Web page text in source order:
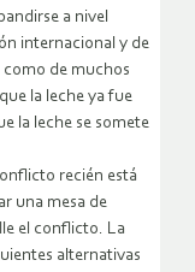
a nivel
internacional y de
como de muchos
la leche ya fue
la leche se somete
recién está
una mesa de
el conflicto. La
alternativas